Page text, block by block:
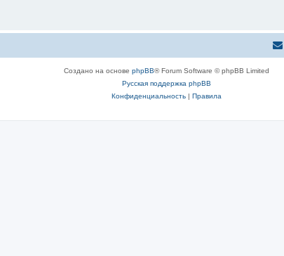
Создано на основе phpBB® Forum Software © phpBB Limited
Русская поддержка phpBB
Конфиденциальность| Правила